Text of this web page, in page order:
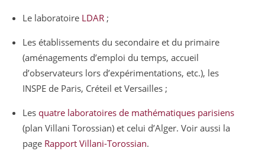
Le laboratoire LDAR;
Les établissements du secondaire et du primaire
(aménagements d’emploi du temps, accueil
d’observateurs lors d’expérimentations, etc.), les
INSPE de Paris, Créteil et Versailles ;
Lesquatre laboratoires de mathématiques parisiens
(plan Villani Torossian) et celui d’Alger. Voir aussi la
page Rapport Villani-Torossian.